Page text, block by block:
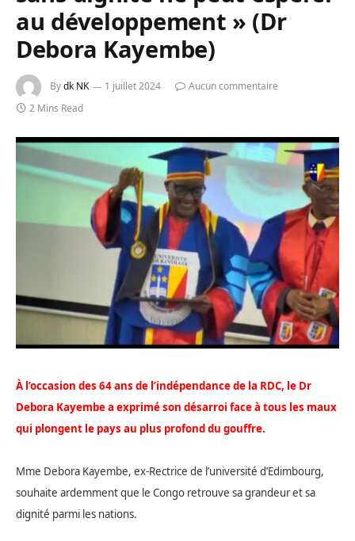
au développement » (Dr
Debora Kayembe)
Bydk NK 1 juillet 2024
Aucun commentaire
2 Mins Read
À l’occasion des 64 ans de l’indépendance de la RDC, le Dr
Debora Kayembe a exprimé son désarroi face à tous les maux
qui plongent le pays au plus profond du gouffre.
Mme Debora Kayembe, ex-Rectrice de l’université d’Edimbourg,
souhaite ardemment que le Congo retrouve sa grandeur et sa
dignité parmi les nations.